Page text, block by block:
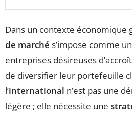
Dans un contexte économique
de marché s’impose comme
entreprises désireuses
de diversifier leur portefeuille
l’international n’est pas une
légère ; elle nécessite une